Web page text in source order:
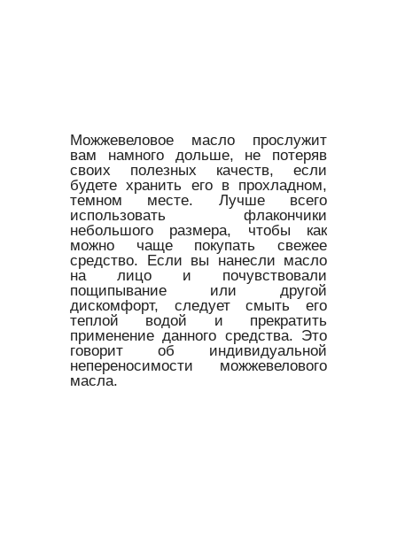
Можжевеловое масло прослужит
вам намного дольше, не потеряв
своих полезных качеств, если
будете хранить его в прохладном,
темном месте. Лучше всего
использовать флакончики
небольшого размера, чтобы как
можно чаще покупать свежее
средство. Если вы нанесли масло
на лицо и почувствовали
пощипывание или другой
дискомфорт, следует смыть его
теплой водой и прекратить
применение данного средства. Это
говорит об индивидуальной
непереносимости можжевелового
масла.